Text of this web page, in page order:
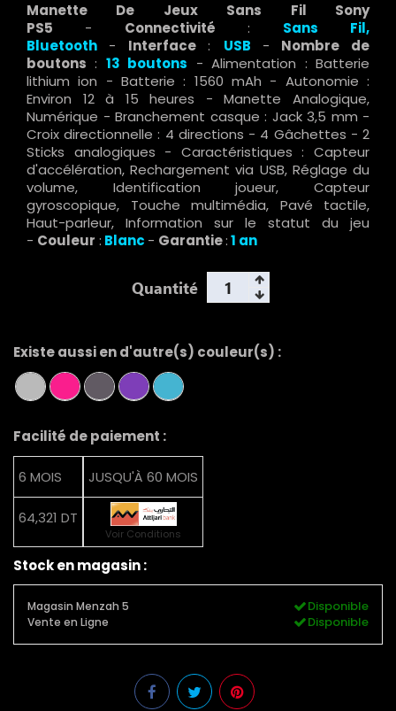
Manette De Jeux Sans Fil Sony
PS5 - Connectivité : Sans Fil,
Bluetooth - Interface: USB -
Nombre de
boutons : 13 boutons - Alimentation : Batterie
lithium ion - Batterie : 1560 mAh - Autonomie :
Environ 12 à 15 heures - Manette Analogique,
Numérique - Branchement casque : Jack 3,5 mm -
Croix directionnelle : 4 directions - 4 Gâchettes - 2
Sticks analogiques - Caractéristiques : Capteur
d'accélération, Rechargement via USB, Réglage du
volume, Identification joueur, Capteur
gyroscopique, Touche multimédia, Pavé tactile,
Haut-parleur, Information sur le statut du jeu
- Couleur : Blanc - Garantie:1 an
Quantité
Existe aussi en d'autre(s) couleur(s) :
Facilité de paiement :
6 MOIS
64,321 DT
JUSQU'À 60 MOIS
Voir Conditions
Stock en magasin :
Magasin Menzah 5 Disponible
Vente en Ligne Disponible